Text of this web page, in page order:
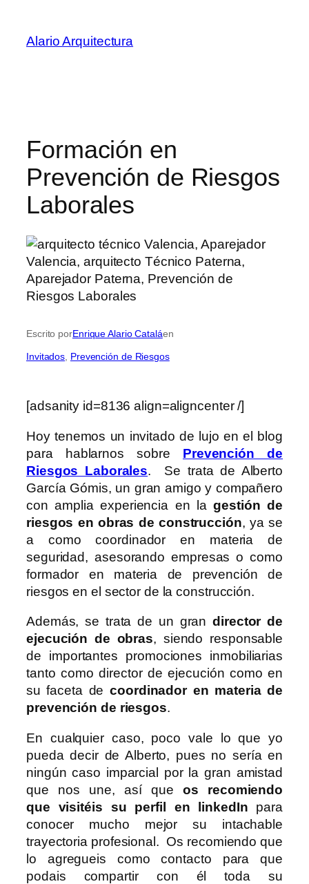
contenido
Alario Arquitectura
Formación en
Prevención de Riesgos
Laborales
Escrito porEnrique Alario Cataláen
Invitados Prevención de Riesgos
[adsanity id=8136 align=aligncenter /]
Hoy tenemos un invitado de lujo en el blog
para hablarnos sobre Prevención de
Riesgos Laborales. Se trata de Alberto
García Gómis, un gran amigo y compañero
con amplia experiencia en lagestión de
riesgos en obras de construcción, ya se
a como coordinador en materia de
seguridad, asesorando empresas o como
formador en materia de prevención de
riesgos en el sector de la construcción.
Además, se trata de un grandirector de
ejecución de obras, siendo responsable
de importantes promociones inmobiliarias
tanto como director de ejecución como en
su faceta decoordinador en materia de
prevención de riesgos.
En cualquier caso, poco vale lo que yo
pueda decir de Alberto, pues no sería en
ningún caso imparcial por la gran amistad
que nos une, así que os recomiendo
que visitéis su perfil en linkedIn para
conocer mucho mejor su intachable
trayectoria profesional. Os recomiendo que
lo agregueis como contacto para que
podais compartir con él toda su